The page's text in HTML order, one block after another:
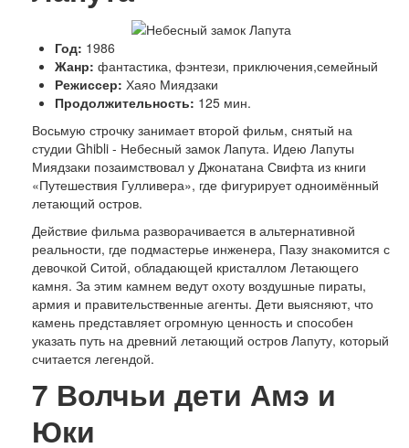
Год: 1986
Жанр: фантастика, фэнтези, приключения,семейный
Режиссер: Хаяо Миядзаки
Продолжительность: 125 мин.
Восьмую строчку занимает второй фильм, снятый на
студии Ghibli - Небесный замок Лапута. Идею Лапуты
Миядзаки позаимствовал у Джонатана Свифта из книги
«Путешествия Гулливера», где фигурирует одноимённый
летающий остров.
Действие фильма разворачивается в альтернативной
реальности, где подмастерье инженера, Пазу знакомится с
девочкой Ситой, обладающей кристаллом Летающего
камня. За этим камнем ведут охоту воздушные пираты,
армия и правительственные агенты. Дети выясняют, что
камень представляет огромную ценность и способен
указать путь на древний летающий остров Лапуту, который
считается легендой.
7 Волчьи дети Амэ и
Юки